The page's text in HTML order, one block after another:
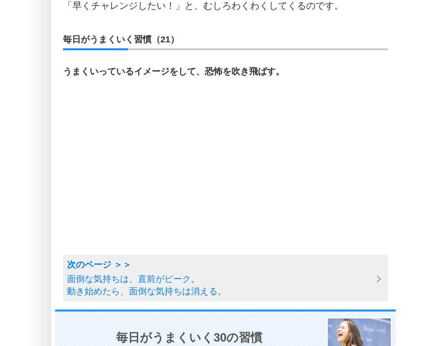
「早くチャレンジしたい！」と、むしろわくわくしてくるのです。
毎日がうまくいく習慣（21）
うまくいっているイメージをして、恐怖を吹き飛ばす。
面倒な気持ちは、直前がピーク。
動き始めたら、面倒な気持ちは消える。
毎日がうまくいく30の習慣